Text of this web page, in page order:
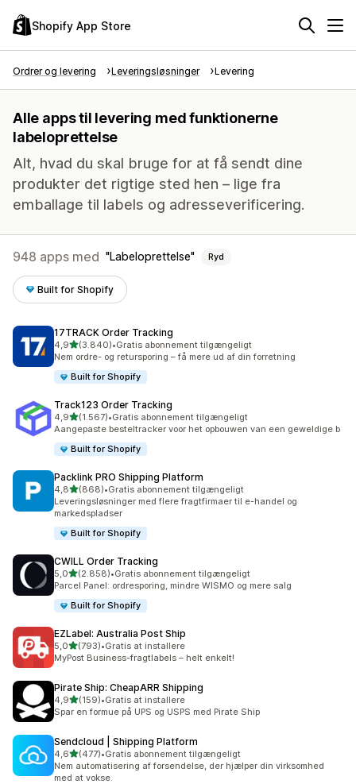
Shopify App Store
Ordrer og levering Leveringsløsninger Levering
Alle apps til levering med funktionerne
labeloprettelse
Alt, hvad du skal bruge for at få sendt dine
produkter det rigtige sted hen – lige fra
emballage til labels og adresseverificering.
948 apps med Labeloprettelse Ryd
Built for Shopify
17TRACK Order Tracking
4,9ud af 5 stjerner
(3.840)
3840 anmeldelser i alt
•Gratis abonnement tilgængeligt
Nem ordre- og retursporing – få mere ud af din forretning
Built for Shopify
Track123 Order Tracking
4,9ud af 5 stjerner
(1.567)
1567 anmeldelser i alt
•Gratis abonnement tilgængeligt
Aangepaste besteltracker voor het opbouwen van een geweldige b
Built for Shopify
Packlink PRO Shipping Platform
4,8ud af 5 stjerner
(868)
868 anmeldelser i alt
•Gratis abonnement tilgængeligt
Leveringsløsninger med flere fragtfirmaer til e-handel og
markedspladser
Built for Shopify
CWILL Order Tracking
5,0ud af 5 stjerner
(2.858)
2858 anmeldelser i alt
•Gratis abonnement tilgængeligt
Parcel Panel: ordresporing, mindre WISMO og mere salg
Built for Shopify
EZLabel: Australia Post Ship
5,0ud af 5 stjerner
(793)
793 anmeldelser i alt
•Gratis at installere
MyPost Business-fragtlabels – helt enkelt!
Pirate Ship: CheapARR Shipping
4,9ud af 5 stjerner
(159)
159 anmeldelser i alt
•Gratis at installere
Spar en formue på UPS og USPS med Pirate Ship
Sendcloud | Shipping Platform
4,6ud af 5 stjerner
(477)
477 anmeldelser i alt
•Gratis abonnement tilgængeligt
Nem automatisering af forsendelse, der hjælper din virksomhed
med at vokse.